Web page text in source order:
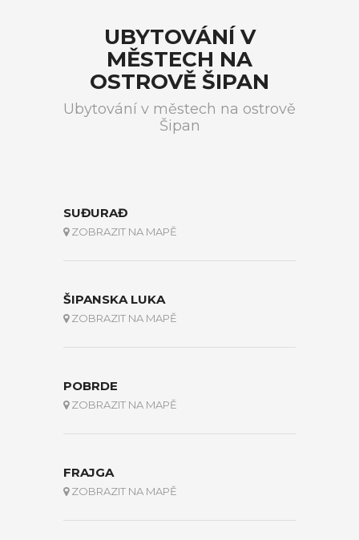
UBYTOVÁNÍ V
MĚSTECH NA
OSTROVĚ ŠIPAN
Ubytování v městech na ostrově
Šipan
SUĐURAĐ
ZOBRAZIT NA MAPĚ
ŠIPANSKA LUKA
ZOBRAZIT NA MAPĚ
POBRDE
ZOBRAZIT NA MAPĚ
FRAJGA
ZOBRAZIT NA MAPĚ